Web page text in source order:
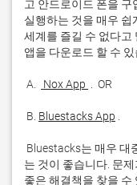
고 안드로이드 폰을
실행하는 것을 매우 쉽
세계를 즐길 수 없다고
A. Nox App
B. Bluestacks App
는 것이 좋습니다. 문
좋은 해결책을 찾을 수